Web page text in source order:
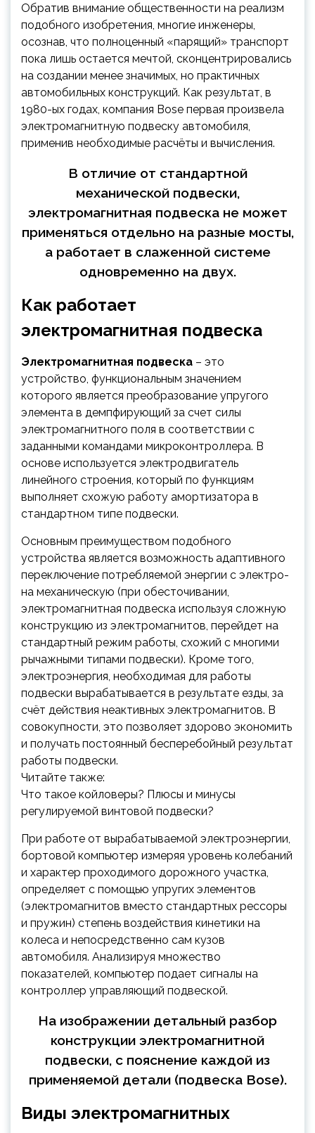
Обратив внимание общественности на реализм
подобного изобретения, многие инженеры,
осознав, что полноценный «парящий» транспорт
пока лишь остается мечтой, сконцентрировались
на создании менее значимых, но практичных
автомобильных конструкций. Как результат, в
1980-ых годах, компания Bose первая произвела
электромагнитную подвеску автомобиля,
применив необходимые расчёты и вычисления.
В отличие от стандартной
механической подвески,
электромагнитная подвеска не может
применяться отдельно на разные мосты,
а работает в слаженной системе
одновременно на двух.
Как работает
электромагнитная подвеска
Электромагнитная подвеска – это
устройство, функциональным значением
которого является преобразование упругого
элемента в демпфирующий за счет силы
электромагнитного поля в соответствии с
заданными командами микроконтроллера. В
основе используется электродвигатель
линейного строения, который по функциям
выполняет схожую работу амортизатора в
стандартном типе подвески.
Основным преимуществом подобного
устройства является возможность адаптивного
переключение потребляемой энергии с электро-
на механическую (при обесточивании,
электромагнитная подвеска используя сложную
конструкцию из электромагнитов, перейдет на
стандартный режим работы, схожий с многими
рычажными типами подвески). Кроме того,
электроэнергия, необходимая для работы
подвески вырабатывается в результате езды, за
счёт действия неактивных электромагнитов. В
совокупности, это позволяет здорово экономить
и получать постоянный бесперебойный результат
работы подвески.
Читайте также:
Что такое койловеры? Плюсы и минусы
регулируемой винтовой подвески?
При работе от вырабатываемой электроэнергии,
бортовой компьютер измеряя уровень колебаний
и характер проходимого дорожного участка,
определяет с помощью упругих элементов
(электромагнитов вместо стандартных рессоры
и пружин) степень воздействия кинетики на
колеса и непосредственно сам кузов
автомобиля. Анализируя множество
показателей, компьютер подает сигналы на
контроллер управляющий подвеской.
На изображении детальный разбор
конструкции электромагнитной
подвески, с пояснение каждой из
применяемой детали (подвеска Bose).
Виды электромагнитных